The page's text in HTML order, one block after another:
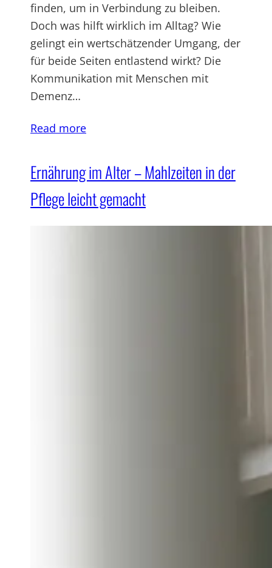
finden, um in Verbindung zu bleiben.
Doch was hilft wirklich im Alltag? Wie
gelingt ein wertschätzender Umgang, der
für beide Seiten entlastend wirkt? Die
Kommunikation mit Menschen mit
Demenz…
Read more
Ernährung im Alter – Mahlzeiten in der
Pflege leicht gemacht